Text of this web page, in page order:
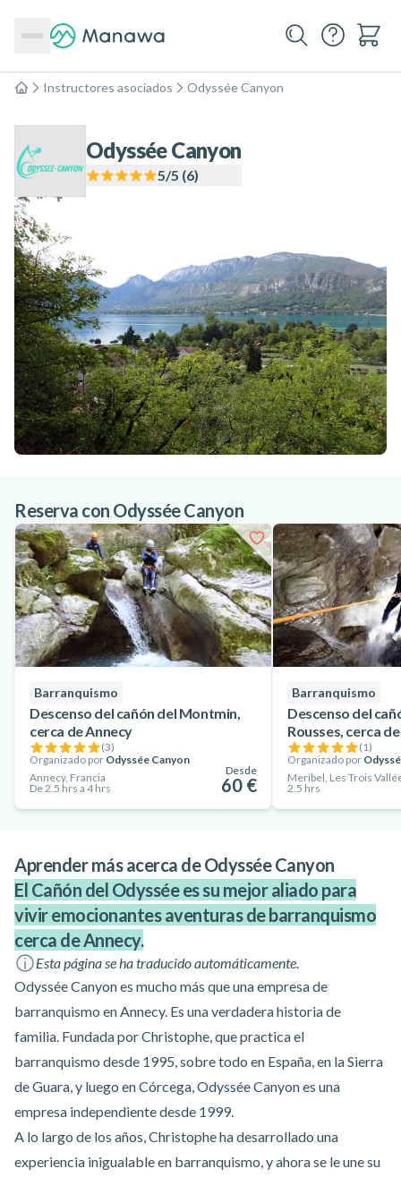
Inicio
Instructores asociados Odyssée Canyon
Odyssée Canyon
5/5 (6)
Reserva con Odyssée Canyon
Barranquismo
Descenso del cañón del Montmin,
cerca de Annecy
(3)
Organizado por Odyssée Canyon
Annecy, Francia
De 2.5 hrs a 4 hrs
Desde
60 €
Barranquismo
Descenso del
Rousses, cerca
(1)
Organizado por
Meribel, Les Trois
2.5 hrs
Aprender más acerca de Odyssée Canyon
El Cañón del Odyssée es su mejor aliado para
vivir emocionantes aventuras de barranquismo
cerca de Annecy.
Esta página se ha traducido automáticamente.
Odyssée Canyon es mucho más que una empresa de
barranquismo en Annecy. Es una verdadera historia de
familia. Fundada por Christophe, que practica el
barranquismo desde 1995, sobre todo en España, en la Sierra
de Guara, y luego en Córcega, Odyssée Canyon es una
empresa independiente desde 1999.
A lo largo de los años, Christophe ha desarrollado una
experiencia inigualable en barranquismo, y ahora se le une su